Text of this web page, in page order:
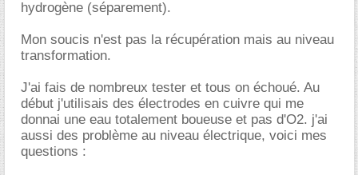
hydrogène (séparement).
Mon soucis n'est pas la récupération mais au niveau
transformation.
J'ai fais de nombreux tester et tous on échoué. Au
début j'utilisais des électrodes en cuivre qui me
donnai une eau totalement boueuse et pas d'O2. j'ai
aussi des problème au niveau électrique, voici mes
questions :